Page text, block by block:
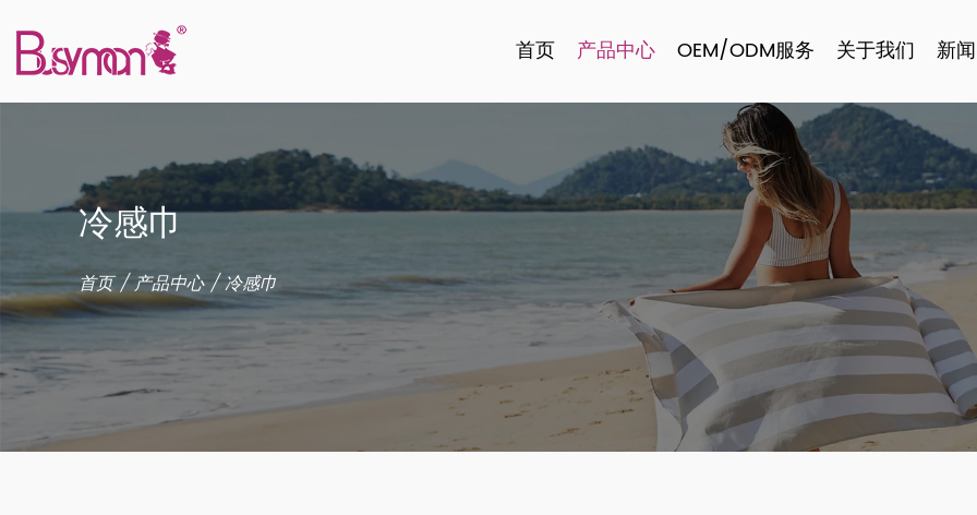
首页 产品中心 OEM/ODM服务 关于我们 新
冷感巾
首页/产品中心/冷感巾